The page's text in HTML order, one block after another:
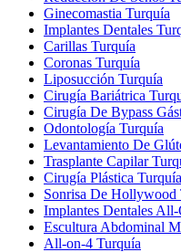
Ginecomastia Turquía
Implantes Dentales
Carillas Turquía
Coronas Turquía
Liposucción Turquía
Cirugía Bariátrica
Cirugía De Bypass
Odontología Turquía
Levantamiento De
Trasplante Capilar
Cirugía Plástica Turquía
Sonrisa De Hollywood
Implantes Dentales
Escultura Abdominal
All-on-4 Turquía